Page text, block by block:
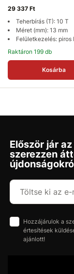
29 337 Ft
Teherbírás (T): 10 T
Méret (mm): 13 mm
Felületkezelés: piros
Raktáron 199 db
Kosárba
Először jár
szerezzen
Hozzájárulok a
értesítések
ajánlott!